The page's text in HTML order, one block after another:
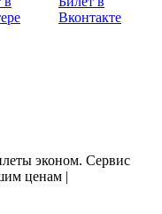
эконом. Сервис
ценам |